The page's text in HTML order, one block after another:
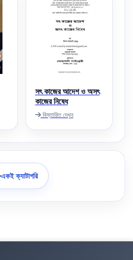
সৎ কাজের আদেশ ও অসৎ
কাজের নিষেধ
বিস্তারিত দেখুন
একই ক্যাটাগরি